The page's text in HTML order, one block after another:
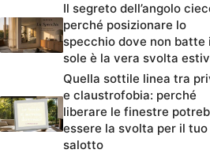
Il segreto dell’angolo
perché posizionare lo
specchio dove non batte
sole è la vera svolta
Quella sottile linea tra
e claustrofobia: perché
liberare le finestre
essere la svolta per il tuo
salotto